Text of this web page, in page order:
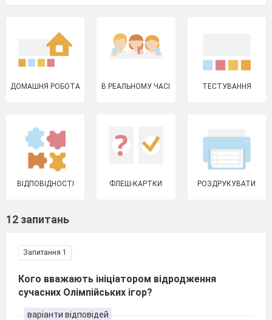
ДОМАШНЯ РОБОТА В РЕАЛЬНОМУ ЧАСІ ТЕСТУВАННЯ
ВІДПОВІДНОСТІ ФЛЕШ-КАРТКИ РОЗДРУКУВАТИ
12 запитань
Запитання 1
Кого вважають ініціатором відродження
сучасних Олімпійських ігор?
варіанти відповідей